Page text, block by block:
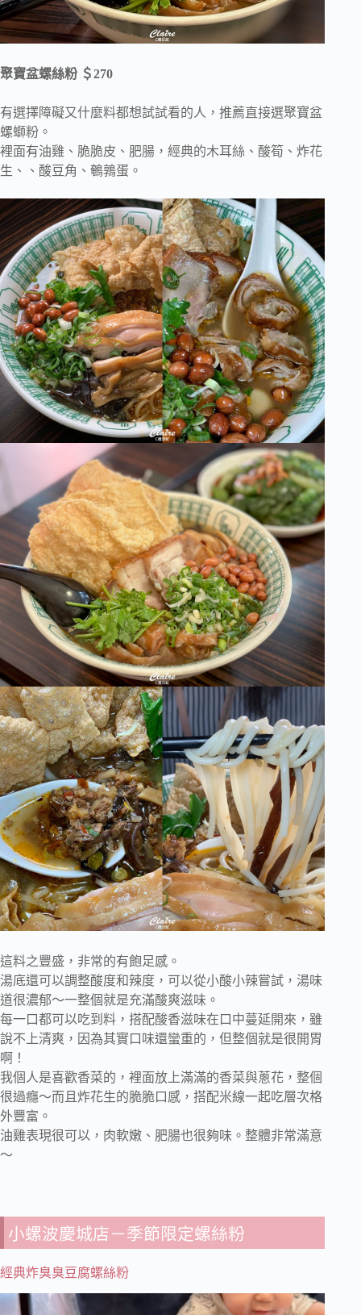
聚寶盆螺絲粉 ＄270
有選擇障礙又什麼料都想試試看的人，推薦直接選聚寶盆
螺螄粉。
裡面有油雞、脆脆皮、肥腸，經典的木耳絲、酸筍、炸花
生、、酸豆角、鵪鶉蛋。
這料之豐盛，非常的有飽足感。
湯底還可以調整酸度和辣度，可以從小酸小辣嘗試，湯味
道很濃郁～一整個就是充滿酸爽滋味。
每一口都可以吃到料，搭配酸香滋味在口中蔓延開來，雖
說不上清爽，因為其實口味還蠻重的，但整個就是很開胃
啊！
我個人是喜歡香菜的，裡面放上滿滿的香菜與蔥花，整個
很過癮～而且炸花生的脆脆口感，搭配米線一起吃層次格
外豐富。
油雞表現很可以，肉軟嫩、肥腸也很夠味。整體非常滿意
～
小螺波慶城店－季節限定螺絲粉
經典炸臭臭豆腐螺絲粉